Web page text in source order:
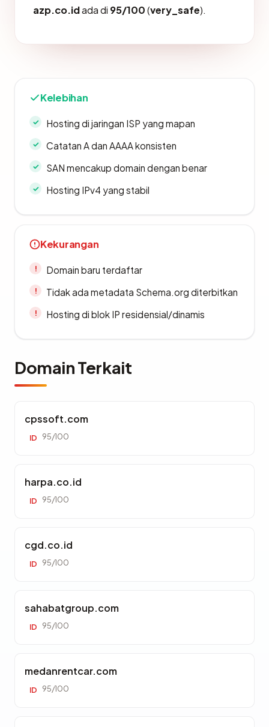
azp.co.idada di 95/100(very_safe).
Kelebihan
Hosting di jaringan ISP yang mapan
Catatan A dan AAAA konsisten
SAN mencakup domain dengan benar
Hosting IPv4 yang stabil
Kekurangan
Domain baru terdaftar
Tidak ada metadata Schema.org diterbitkan
Hosting di blok IP residensial/dinamis
Domain Terkait
cpssoft.com
ID 95/100
harpa.co.id
ID 95/100
cgd.co.id
ID 95/100
sahabatgroup.com
ID 95/100
medanrentcar.com
ID 95/100